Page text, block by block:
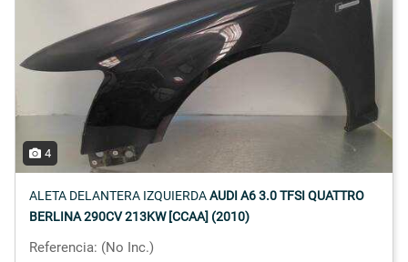
4
ALETA DELANTERA IZQUIERDAAUDI A6 3.0 TFSI QUATTRO
BERLINA 290CV 213KW [CCAA] (2010)
Referencia: (No Inc.)